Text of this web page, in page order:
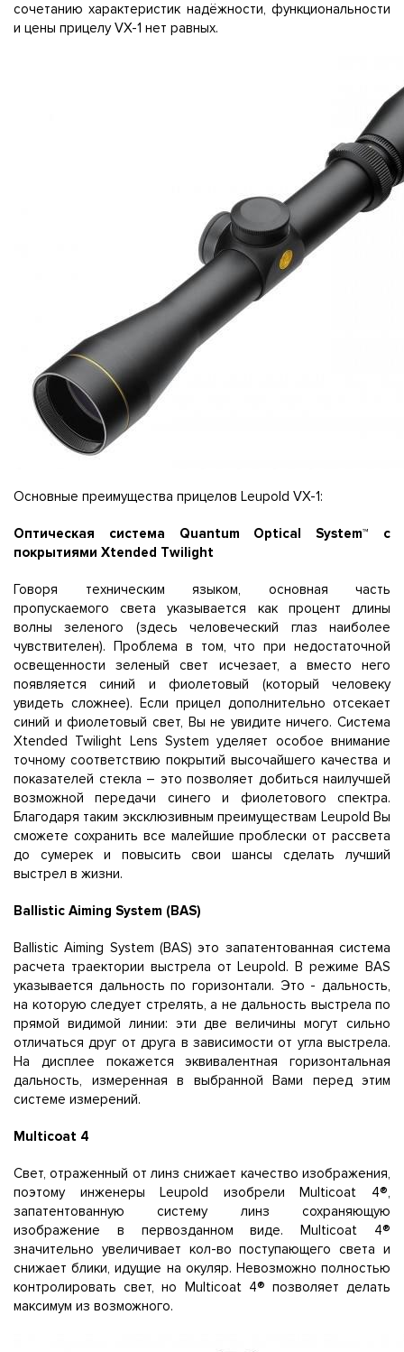
сочетанию характеристик надёжности, функциональности
и цены прицелу VX-1 нет равных.
Основные преимущества прицелов Leupold VX-1:
Оптическая система Quantum Optical System™ с
покрытиями Xtended Twilight
Говоря техническим языком, основная часть
пропускаемого света указывается как процент длины
волны зеленого (здесь человеческий глаз наиболее
чувствителен). Проблема в том, что при недостаточной
освещенности зеленый свет исчезает, а вместо него
появляется синий и фиолетовый (который человеку
увидеть сложнее). Если прицел дополнительно отсекает
синий и фиолетовый свет, Вы не увидите ничего. Система
Xtended Twilight Lens System уделяет особое внимание
точному соответствию покрытий высочайшего качества и
показателей стекла – это позволяет добиться наилучшей
возможной передачи синего и фиолетового спектра.
Благодаря таким эксклюзивным преимуществам Leupold Вы
сможете сохранить все малейшие проблески от рассвета
до сумерек и повысить свои шансы сделать лучший
выстрел в жизни.
Ballistic Aiming System (BAS)
Ballistic Aiming System (BAS) это запатентованная система
расчета траектории выстрела от Leupold. В режиме BAS
указывается дальность по горизонтали. Это - дальность,
на которую следует стрелять, а не дальность выстрела по
прямой видимой линии: эти две величины могут сильно
отличаться друг от друга в зависимости от угла выстрела.
На дисплее покажется эквивалентная горизонтальная
дальность, измеренная в выбранной Вами перед этим
системе измерений.
Multicoat 4
Свет, отраженный от линз снижает качество изображения,
поэтому инженеры Leupold изобрели Multicoat 4®,
запатентованную систему линз сохраняющую
изображение в первозданном виде. Multicoat 4®
значительно увеличивает кол-во поступающего света и
снижает блики, идущие на окуляр. Невозможно полностью
контролировать свет, но Multicoat 4® позволяет делать
максимум из возможного.